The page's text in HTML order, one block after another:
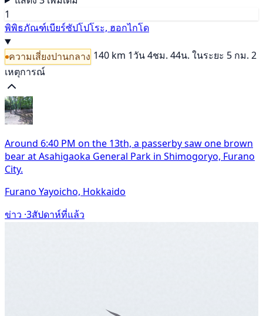
1
พิพิธภัณฑ์เบียร์ซัปโปโระ, ฮอกไกโด
ความเสี่ยงปานกลาง 140 km 1วัน 4ชม. 44น. ในระยะ 5 กม. 2
เหตุการณ์
Around 6:40 PM on the 13th, a passerby saw one brown
bear at Asahigaoka General Park in Shimogoryo, Furano
City.
Furano Yayoicho, Hokkaido
ข่าว ·3สัปดาห์ที่แล้ว